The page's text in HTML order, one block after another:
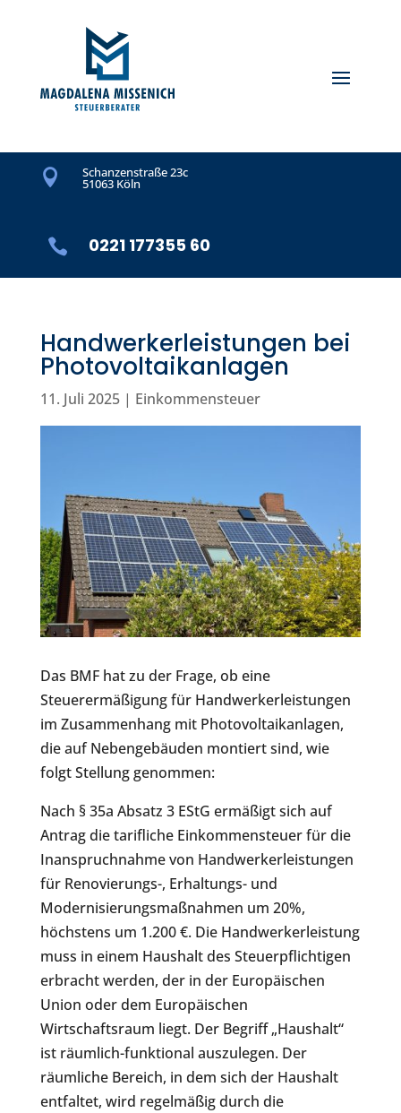
 Schanzenstraße 23c
51063 Köln
 0221 177355 60
Handwerkerleistungen bei
Photovoltaikanlagen
11. Juli 2025| Einkommensteuer
Das BMF hat zu der Frage, ob eine
Steuerermäßigung für Handwerkerleistungen
im Zusammenhang mit Photovoltaikanlagen,
die auf Nebengebäuden montiert sind, wie
folgt Stellung genommen:
Nach § 35a Absatz 3 EStG ermäßigt sich auf
Antrag die tarifliche Einkommensteuer für die
Inanspruchnahme von Handwerkerleistungen
für Renovierungs-, Erhaltungs- und
Modernisierungsmaßnahmen um 20%,
höchstens um 1.200 €. Die Handwerkerleistung
muss in einem Haushalt des Steuerpflichtigen
erbracht werden, der in der Europäischen
Union oder dem Europäischen
Wirtschaftsraum liegt. Der Begriff „Haushalt“
ist räumlich-funktional auszulegen. Der
räumliche Bereich, in dem sich der Haushalt
entfaltet, wird regelmäßig durch die